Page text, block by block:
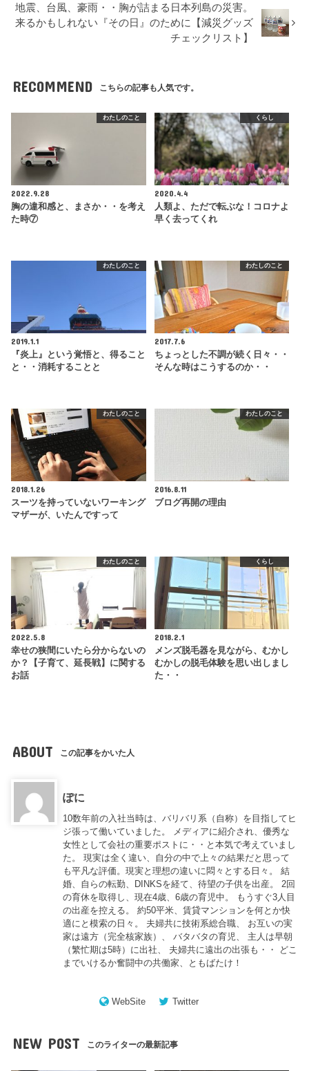
地震、台風、豪雨・・胸が詰まる日本列島の災害。
来るかもしれない『その日』のために【減災グッズ
チェックリスト】
RECOMMEND こちらの記事も人気です。
わたしのこと
2022.9.28
胸の違和感と、まさか・・を考え
た時⑦
くらし
2020.4.4
人類よ、ただで転ぶな！コロナよ
早く去ってくれ
わたしのこと
2019.1.1
『炎上』という覚悟と、得ること
と・・消耗することと
わたしのこと
2017.7.6
ちょっとした不調が続く日々・・
そんな時はこうするのか・・
わたしのこと
2018.1.26
スーツを持っていないワーキング
マザーが、いたんですって
わたしのこと
2016.8.11
ブログ再開の理由
わたしのこと
2022.5.8
幸せの狭間にいたら分からないの
か？【子育て、延長戦】に関する
お話
くらし
2018.2.1
メンズ脱毛器を見ながら、むかし
むかしの脱毛体験を思い出しまし
た・・
ABOUT この記事をかいた人
ぽに
10数年前の入社当時は、バリバリ系（自称）を目指してヒ
ジ張って働いていました。 メディアに紹介され、優秀な
女性として会社の重要ポストに・・と本気で考えていまし
た。 現実は全く違い、自分の中で上々の結果だと思って
も平凡な評価。現実と理想の違いに悶々とする日々。 結
婚、自らの転勤、DINKSを経て、待望の子供を出産。 2回
の育休を取得し、現在4歳、6歳の育児中。 もうすぐ3人目
の出産を控える。 約50平米、賃貸マンションを何とか快
適にと模索の日々。 夫婦共に技術系総合職、 お互いの実
家は遠方（完全核家族）、 バタバタの育児、 主人は早朝
（繁忙期は5時）に出社、 夫婦共に遠出の出張も・・ どこ
までいけるか奮闘中の共働家、ともばたけ！
WebSite Twitter
NEW POST このライターの最新記事